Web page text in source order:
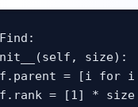
size):
= [i for
= [1] * size